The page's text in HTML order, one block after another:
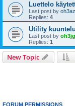
Luettelo
Last post by
Replies: 4
Utility kuuntelu
Last post by
Replies: 1
New Topic
FORUM PERMISSIONS